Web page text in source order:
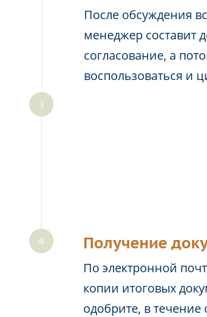
После обсуждения
менеджер составит
согласование, а
воспользоваться и
Получение
По электронной
копии итоговых
одобрите, в